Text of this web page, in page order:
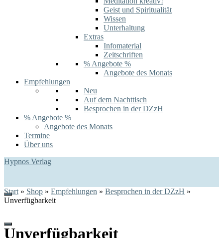
Geist und Spiritualität
Wissen
Unterhaltung
Extras
Infomaterial
Zeitschriften
% Angebote %
Angebote des Monats
Empfehlungen
Neu
Auf dem Nachttisch
Besprochen in der DZzH
% Angebote %
Angebote des Monats
Termine
Über uns
Hypnos Verlag
Start » Shop » Empfehlungen » Besprochen in der DZzH »
Unverfügbarkeit
Unverfügbarkeit